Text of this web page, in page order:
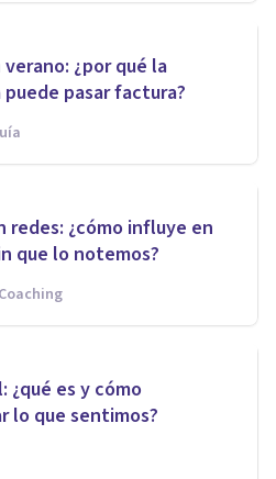
¿por qué la
pasar factura?
redes: ¿cómo influye en
que lo notemos?
¿qué es y cómo
lo que sentimos?